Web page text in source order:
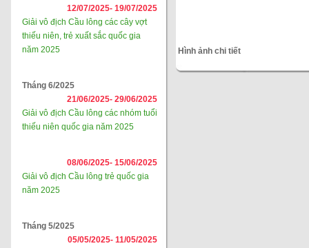
12/07/2025- 19/07/2025
Giải vô địch Cầu lông các cây vợt
thiếu niên, trẻ xuất sắc quốc gia
năm 2025
Tháng 6/2025
21/06/2025- 29/06/2025
Giải vô địch Cầu lông các nhóm tuổi
thiếu niên quốc gia năm 2025
08/06/2025- 15/06/2025
Giải vô địch Cầu lông trẻ quốc gia
năm 2025
Tháng 5/2025
05/05/2025- 11/05/2025
Hình ảnh chi tiết